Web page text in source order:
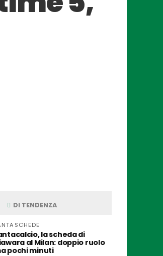
DI TENDENZA
la scheda di
al Milan: doppio ruolo
pochi minuti